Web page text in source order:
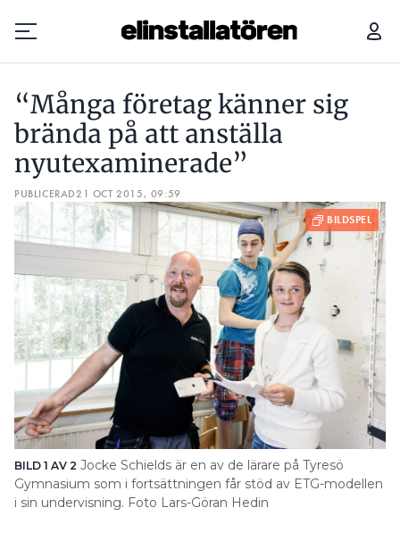
Prenumerera
Hantera prenumeration
Lediga jobb
Annonsera
Läs E-tidningen
Om tidningen
Kontakt
Personuppgifter
Search for:
SEARCH
“Många företag känner sig
brända på att anställa
nyutexaminerade”
PUBLICERAD21 OCT 2015, 09:59
BILD 1 AV 2 Jocke Schields är en av de lärare på Tyresö
Gymnasium som i fortsättningen får stöd av ETG-modellen
i sin undervisning. Foto Lars-Göran Hedin